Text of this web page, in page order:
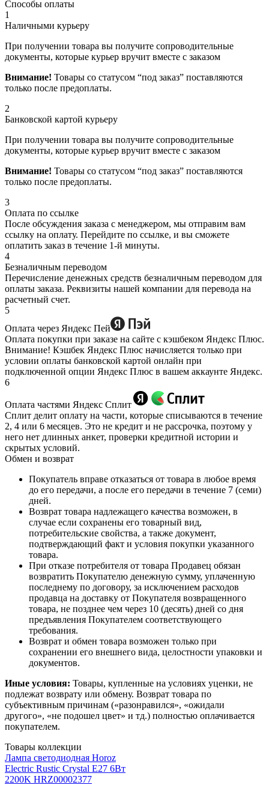
Способы оплаты
1
Наличными курьеру
При получении товара вы получите сопроводительные
документы, которые курьер вручит вместе с заказом
Внимание! Товары со статусом “под заказ” поставляются
только после предоплаты.
2
Банковской картой курьеру
При получении товара вы получите сопроводительные
документы, которые курьер вручит вместе с заказом
Внимание! Товары со статусом “под заказ” поставляются
только после предоплаты.
3
Оплата по ссылке
После обсуждения заказа с менеджером, мы отправим вам
ссылку на оплату. Перейдите по ссылке, и вы сможете
оплатить заказ в течение 1-й минуты.
4
Безналичным переводом
Перечисление денежных средств безналичным переводом для
оплаты заказа. Реквизиты нашей компании для перевода на
расчетный счет.
5
Оплата через Яндекс Пей
Оплата покупки при заказе на сайте с кэшбеком Яндекс Плюс.
Внимание! Кэшбек Яндекс Плюс начисляется только при
условии оплаты банковской картой онлайн при
подключенной опции Яндекс Плюс в вашем аккаунте Яндекс.
6
Оплата частями Яндекс Сплит
Сплит делит оплату на части, которые списываются в течение
2, 4 или 6 месяцев. Это не кредит и не рассрочка, поэтому у
него нет длинных анкет, проверки кредитной истории и
скрытых условий.
Обмен и возврат
Покупатель вправе отказаться от товара в любое время
до его передачи, а после его передачи в течение 7 (семи)
дней.
Возврат товара надлежащего качества возможен, в
случае если сохранены его товарный вид,
потребительские свойства, а также документ,
подтверждающий факт и условия покупки указанного
товара.
При отказе потребителя от товара Продавец обязан
возвратить Покупателю денежную сумму, уплаченную
последнему по договору, за исключением расходов
продавца на доставку от Покупателя возвращенного
товара, не позднее чем через 10 (десять) дней со дня
предъявления Покупателем соответствующего
требования.
Возврат и обмен товара возможен только при
сохранении его внешнего вида, целостности упаковки и
документов.
Иные условия: Товары, купленные на условиях уценки, не
подлежат возврату или обмену. Возврат товара по
субъективным причинам («разонравился», «ожидали
другого», «не подошел цвет» и тд.) полностью оплачивается
покупателем.
Товары коллекции
Лампа светодиодная Horoz
Electric Rustic Crystal E27 6Вт
2200K HRZ00002377